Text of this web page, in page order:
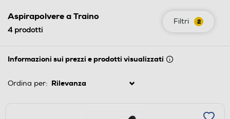
Filtri 2
Aspirapolvere a Traino
4prodotti
Informazioni sui prezzi e prodotti visualizzati
Ordina per: